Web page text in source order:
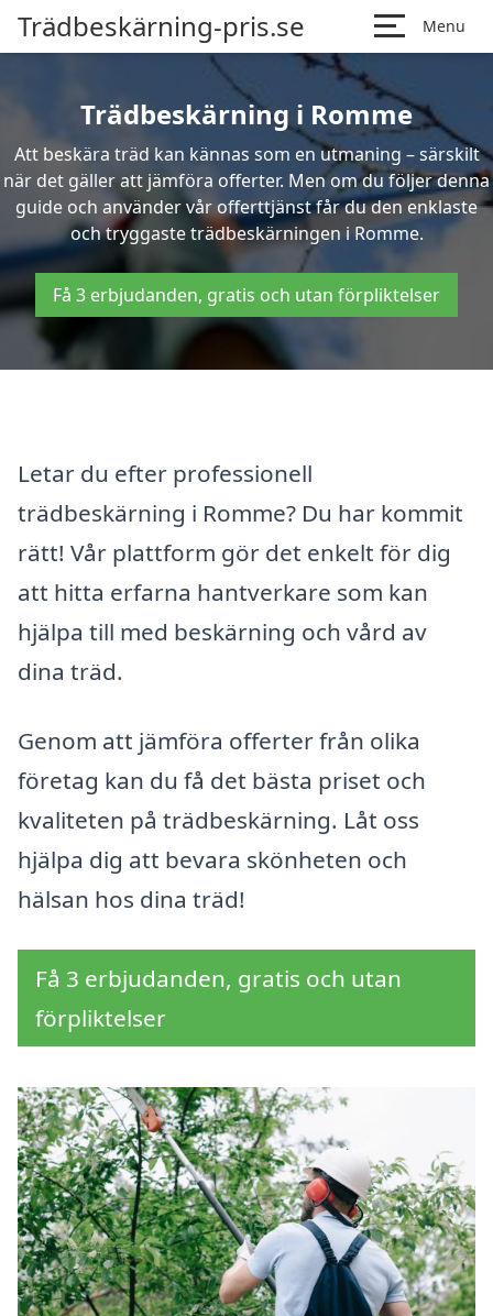
Trädbeskärning-pris.se Menu
Trädbeskärning i Romme
Att beskära träd kan kännas som en utmaning – särskilt
när det gäller att jämföra offerter. Men om du följer denna
guide och använder vår offerttjänst får du den enklaste
och tryggaste trädbeskärningen i Romme.
Få 3 erbjudanden, gratis och utan förpliktelser
Letar du efter professionell
trädbeskärning i Romme? Du har kommit
rätt! Vår plattform gör det enkelt för dig
att hitta erfarna hantverkare som kan
hjälpa till med beskärning och vård av
dina träd.
Genom att jämföra offerter från olika
företag kan du få det bästa priset och
kvaliteten på trädbeskärning. Låt oss
hjälpa dig att bevara skönheten och
hälsan hos dina träd!
Få 3 erbjudanden, gratis och utan
förpliktelser